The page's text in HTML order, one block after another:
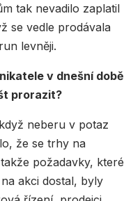
tak nevadilo zaplatil
se vedle prodávala
levněji.
v dnešní době
prorazit?
neberu v potaz
že se trhy na
požadavky, které
akci dostal, byly